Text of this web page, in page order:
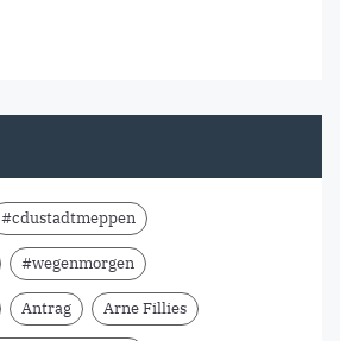
#cdustadtmeppen
#wegenmorgen
Antrag Arne Fillies